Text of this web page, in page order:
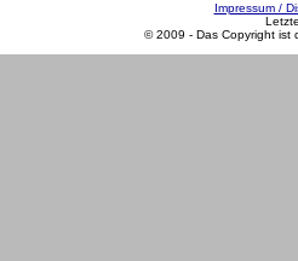
Impressum /
© 2009 - Das Copyright ist